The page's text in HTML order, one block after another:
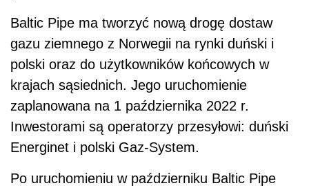
Baltic Pipe ma tworzyć nową drogę dostaw
gazu ziemnego z Norwegii na rynki duński i
polski oraz do użytkowników końcowych w
krajach sąsiednich. Jego uruchomienie
zaplanowana na 1 października 2022 r.
Inwestorami są operatorzy przesyłowi: duński
Energinet i polski Gaz-System.
Po uruchomieniu w październiku Baltic Pipe